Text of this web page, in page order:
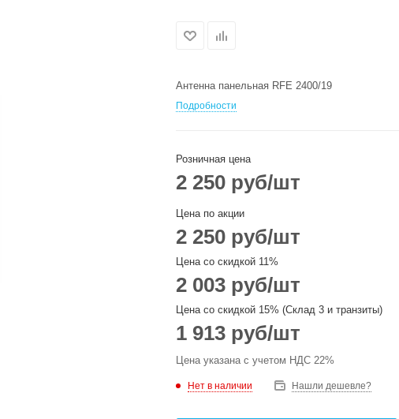
Антенна панельная RFE 2400/19
Подробности
Розничная цена
2 250 руб/шт
Цена по акции
2 250 руб/шт
Цена со скидкой 11%
2 003 руб/шт
Цена со скидкой 15% (Склад 3 и транзиты)
1 913 руб/шт
Цена указана с учетом НДС 22%
Нет в наличии Нашли дешевле?